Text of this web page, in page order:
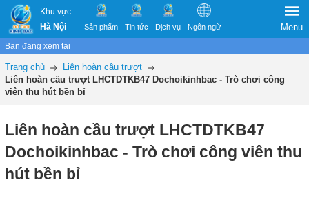
Khu vực
Hà Nội
Sản phẩm Tin tức Dịch vụ Ngôn ngữ Menu
Bạn đang xem tại
Trang chủ
Liên hoàn cầu trượt
Liên hoàn cầu trượt LHCTDTKB47 Dochoikinhbac - Trò chơi công
viên thu hút bền bỉ
Liên hoàn cầu trượt LHCTDTKB47
Dochoikinhbac - Trò chơi công viên thu
hút bền bỉ